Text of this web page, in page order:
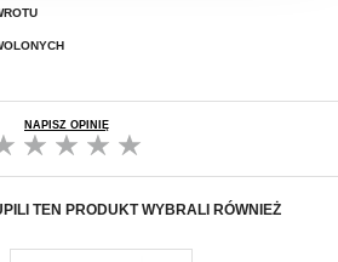
NAPISZ OPINIĘ
TEN PRODUKT WYBRALI RÓWNIEŻ